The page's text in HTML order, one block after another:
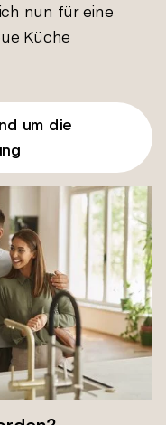
nun für eine
Küche
um die